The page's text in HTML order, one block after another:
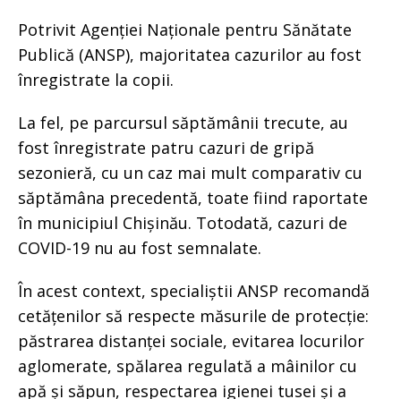
Potrivit Agenției Naționale pentru Sănătate
Publică (ANSP), majoritatea cazurilor au fost
înregistrate la copii.
La fel, pe parcursul săptămânii trecute, au
fost înregistrate patru cazuri de gripă
sezonieră, cu un caz mai mult comparativ cu
săptămâna precedentă, toate fiind raportate
în municipiul Chișinău. Totodată, cazuri de
COVID-19 nu au fost semnalate.
În acest context, specialiștii ANSP recomandă
cetățenilor să respecte măsurile de protecție:
păstrarea distanței sociale, evitarea locurilor
aglomerate, spălarea regulată a mâinilor cu
apă și săpun, respectarea igienei tusei și a